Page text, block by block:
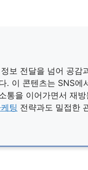
보 전달을 넘어 공
. 이 콘텐츠는 SNS
통을 이어가면서 재
팅 전략과도 밀접한